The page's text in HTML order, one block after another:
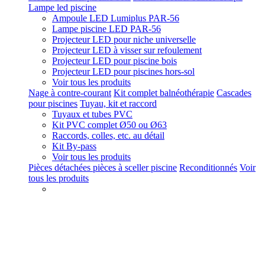
Lampe led piscine
Ampoule LED Lumiplus PAR-56
Lampe piscine LED PAR-56
Projecteur LED pour niche universelle
Projecteur LED à visser sur refoulement
Projecteur LED pour piscine bois
Projecteur LED pour piscines hors-sol
Voir tous les produits
Nage à contre-courant Kit complet balnéothérapie Cascades
pour piscines Tuyau, kit et raccord
Tuyaux et tubes PVC
Kit PVC complet Ø50 ou Ø63
Raccords, colles, etc. au détail
Kit By-pass
Voir tous les produits
Pièces détachées pièces à sceller piscine Reconditionnés Voir
tous les produits